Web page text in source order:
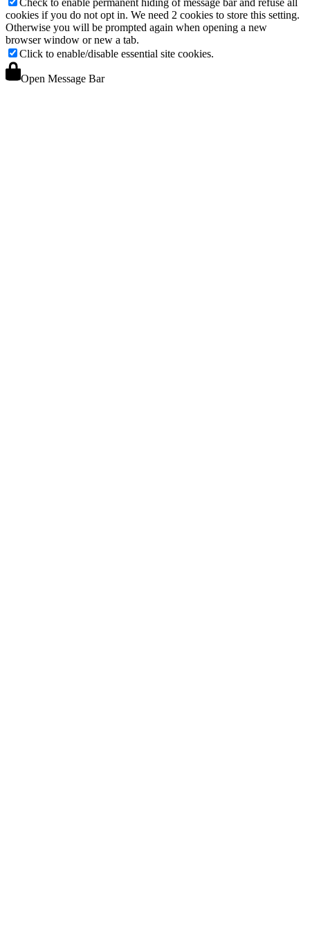
Check to enable permanent hiding of message bar and refuse all
cookies if you do not opt in. We need 2 cookies to store this setting.
Otherwise you will be prompted again when opening a new
browser window or new a tab.
Click to enable/disable essential site cookies.
Open Message Bar